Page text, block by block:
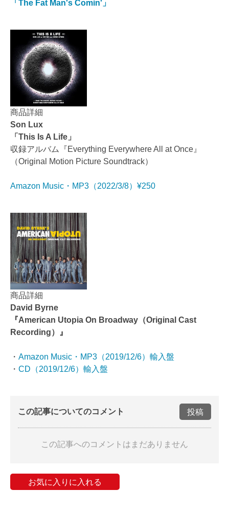
「The Fat Man's Comin'」
商品詳細
Son Lux
「This Is A Life」
収録アルバム『Everything Everywhere All at Once』
（Original Motion Picture Soundtrack）
Amazon Music・MP3（2022/3/8）¥250
商品詳細
David Byrne
『American Utopia On Broadway（Original Cast
Recording）』
・ Amazon Music・MP3（2019/12/6）輸入盤
・ CD（2019/12/6）輸入盤
この記事についてのコメント 投稿
この記事へのコメントはまだありません
お気に入りに入れる